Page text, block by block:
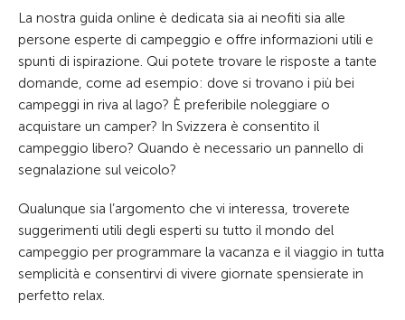
La nostra guida online è dedicata sia ai neofiti sia alle
persone esperte di campeggio e offre informazioni utili e
spunti di ispirazione. Qui potete trovare le risposte a tante
domande, come ad esempio: dove si trovano i più bei
campeggi in riva al lago? È preferibile noleggiare o
acquistare un camper? In Svizzera è consentito il
campeggio libero? Quando è necessario un pannello di
segnalazione sul veicolo?
Qualunque sia l’argomento che vi interessa, troverete
suggerimenti utili degli esperti su tutto il mondo del
campeggio per programmare la vacanza e il viaggio in tutta
semplicità e consentirvi di vivere giornate spensierate in
perfetto relax.